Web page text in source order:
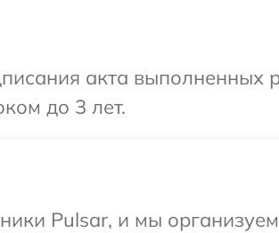
акта
до 3 лет.
Pulsar, и мы